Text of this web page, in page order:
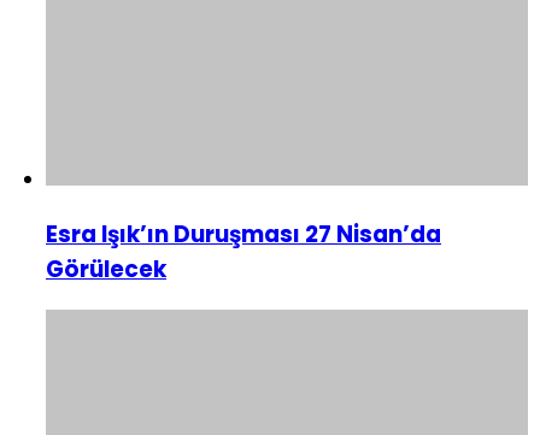
Esra Işık’ın Duruşması 27 Nisan’da
Görülecek